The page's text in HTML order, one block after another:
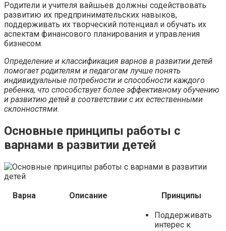
Родители и учителя вайшьев должны содействовать
развитию их предпринимательских навыков,
поддерживать их творческий потенциал и обучать их
аспектам финансового планирования и управления
бизнесом.
Определение и классификация варнов в развитии детей
помогает родителям и педагогам лучше понять
индивидуальные потребности и способности каждого
ребенка, что способствует более эффективному обучению
и развитию детей в соответствии с их естественными
склонностями.
Основные принципы работы с
варнами в развитии детей
Варна Описание Принципы
Поддерживать
интерес к